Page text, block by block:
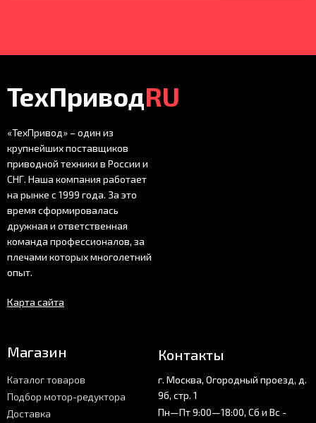
ТехПриводRU
«ТехПривод» – один из
крупнейших поставщиков
приводной техники в России и
СНГ. Наша компания работает
на рынке с 1999 года. За это
время сформировалась
дружная и ответственная
команда профессионалов, за
плечами которых многолетний
опыт.
Карта сайта
Магазин
Каталог товаров
Подбор мотор-редуктора
Доставка
Контакты
г. Москва, Огородный проезд, д.
9б, стр. 1
Пн—Пт 9:00—18:00, Сб и Вс -